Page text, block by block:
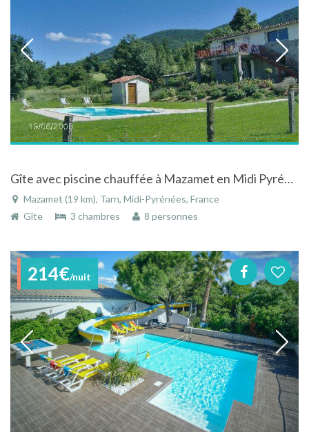
Gîte avec piscine chauffée à Mazamet en Midi Pyrénées
Mazamet (19 km), Tarn, Midi-Pyrénées, France
Gîte
3 chambres 8 personnes
214€/nuit